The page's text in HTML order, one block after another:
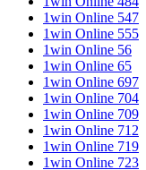
1win Online 547
1win Online 555
1win Online 56
1win Online 65
1win Online 697
1win Online 704
1win Online 709
1win Online 712
1win Online 719
1win Online 723